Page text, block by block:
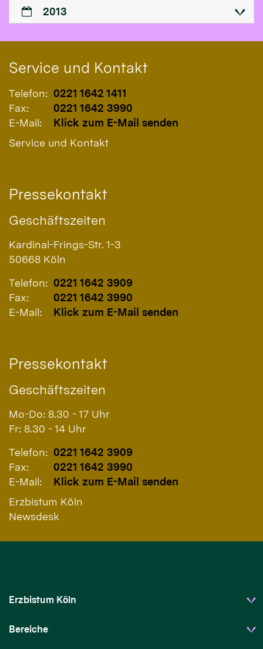
2013
Service und Kontakt
Telefon: 0221 1642 1411
Fax:
0221 1642 3990
E-Mail:
Klick zum E-Mail senden
Service und Kontakt
Pressekontakt
Geschäftszeiten
Kardinal-Frings-Str. 1-3
50668 Köln
Telefon: 0221 1642 3909
Fax:
0221 1642 3990
E-Mail:
Klick zum E-Mail senden
Pressekontakt
Geschäftszeiten
Mo-Do: 8.30 - 17 Uhr
Fr: 8.30 - 14 Uhr
Telefon: 0221 1642 3909
Fax:
0221 1642 3990
E-Mail:
Klick zum E-Mail senden
Erzbistum Köln
Newsdesk
Erzbistum Köln
Bereiche